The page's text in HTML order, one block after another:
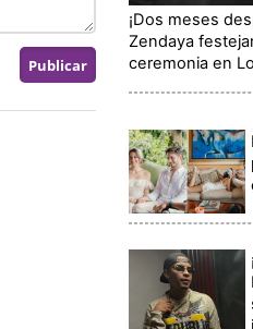
¡Dos meses
Zendaya
ceremonia en